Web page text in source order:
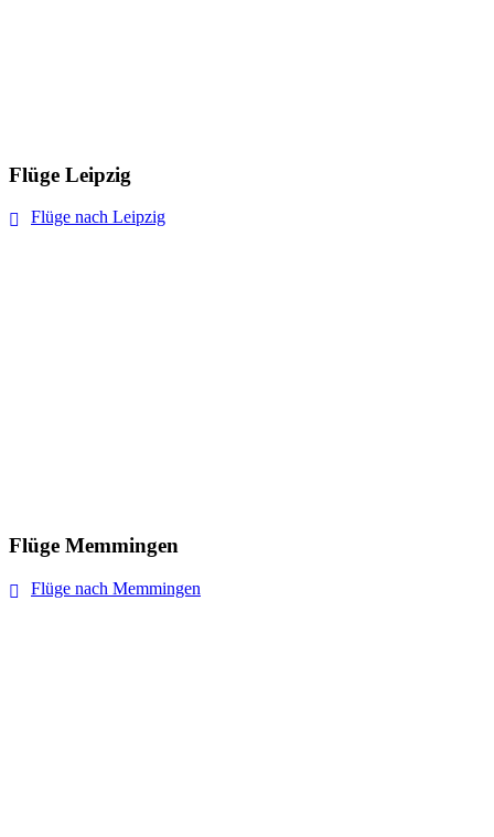
Flüge Leipzig
Flüge nach Leipzig
Flüge Memmingen
Flüge nach Memmingen